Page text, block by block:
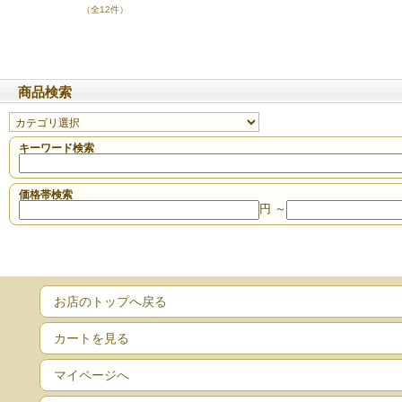
（全12件）
商品検索
キーワード検索
価格帯検索
円 ～
お店のトップへ戻る
カートを見る
マイページへ